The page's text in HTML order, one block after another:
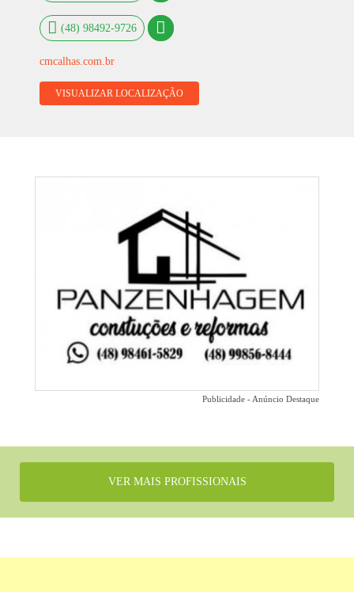
(48) 98492-9726
cmcalhas.com.br
VISUALIZAR LOCALIZAÇÃO
Publicidade - Anúncio Destaque
VER MAIS PROFISSIONAIS